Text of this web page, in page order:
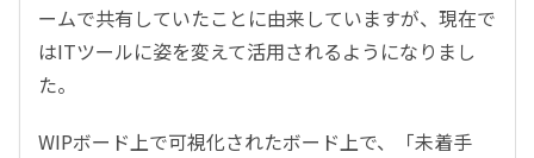
ームで共有していたことに由来していますが、現在で
はITツールに姿を変えて活用されるようになりまし
た。
WIPボード上で可視化されたボード上で、「未着手